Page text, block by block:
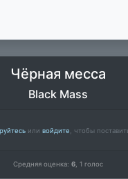
Чёрная месса
Black Mass
или войдите , чтобы
Средняя оценка: 6 1 голос